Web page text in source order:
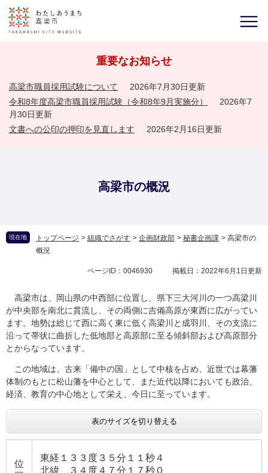
重要なお知らせ
高梁市職員採用試験について
2026年7月30日更新
令和8年度高梁市職員採用試験（令和8年9月実施分）
2026年7
月30日更新
文書への公印の押印を見直します
2026年2月16日更新
高梁市の概況
現在地 トップページ > 組織でさがす > 企画財政部 > 秘書企画課 > 高梁市の
概況
ページID：0046930 掲載日：2022年6月1日更新
高梁市は、岡山県の中西部に位置し、県下三大河川の一つ高梁川
が中央部を南北に貫流し、その両側に吉備高原が東西に広がってい
ます。地勢は総じて西に高く東に低く高梁川と成羽川、その支流に
沿って帯状に曲折した低地部と高原部に至る傾斜部および高原部分
とからなっています。
この地域は、古来「備中の国」として中核を占め、近世では幕藩
体制のもとに松山藩を中心として、また近代以降においても政治、
経済、教育の中心地として栄え、今日に至っています。
表のサイズを切り替える
位
東経１３３度３５分１１秒４
北緯 ３４度４７分１７秒０